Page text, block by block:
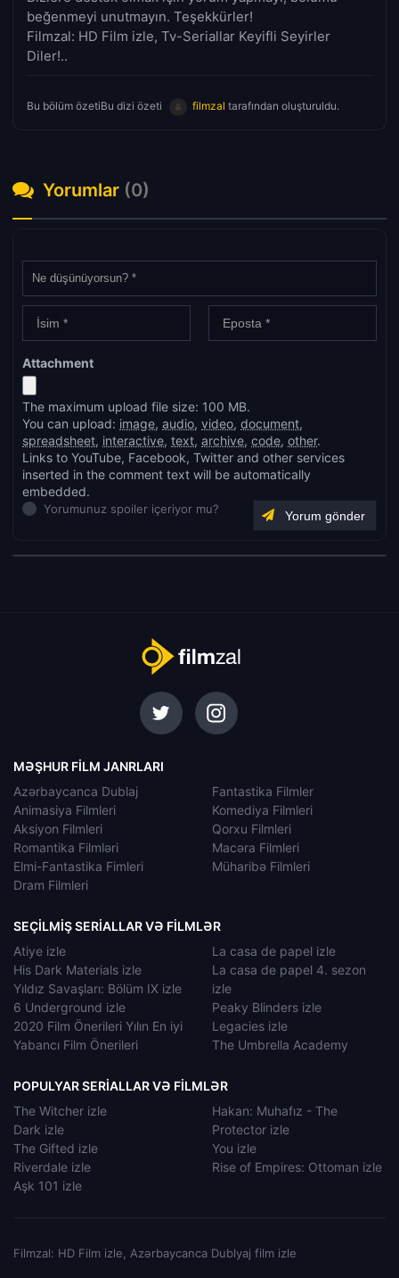
beğenmeyi unutmayın. Teşekkürler!
Filmzal: HD Film izle, Tv-Seriallar Keyifli Seyirler
Diler!..
Bu bölüm özetiBu dizi özeti filmzal tarafından oluşturuldu.
Yorumlar (0)
Attachment
The maximum upload file size: 100 MB.
You can upload: image, audio, video, document,
spreadsheet, interactive, text, archive, code, other.
Links to YouTube, Facebook, Twitter and other services
inserted in the comment text will be automatically
embedded.
Yorumunuz spoiler içeriyor mu?
MƏŞHUR FILM JANRLARI
Azərbaycanca Dublaj
Animasiya Filmleri
Aksiyon Filmleri
Romantika Filmləri
Elmi-Fantastika Fimleri
Dram Filmleri
Fantastika Filmler
Komediya Filmleri
Qorxu Filmleri
Macəra Filmleri
Müharibə Filmleri
SEÇILMIŞ SERIALLAR VƏ FILMLƏR
Atiye izle
His Dark Materials izle
Yıldız Savaşları: Bölüm IX izle
6 Underground izle
2020 Film Önerileri Yılın En iyi
Yabancı Film Önerileri
La casa de papel izle
La casa de papel 4. sezon
izle
Peaky Blinders izle
Legacies izle
The Umbrella Academy
POPULYAR SERIALLAR VƏ FILMLƏR
The Witcher izle
Dark izle
The Gifted izle
Riverdale izle
Aşk 101 izle
Hakan: Muhafız - The
Protector izle
You izle
Rise of Empires: Ottoman izle
Filmzal: HD Film izle, Azərbaycanca Dublyaj film izle